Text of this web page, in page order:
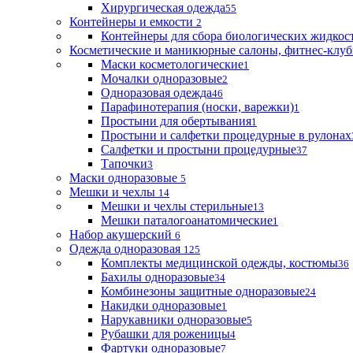
Хирургическая одежда55
Контейнеры и емкости 2
Контейнеры для сбора биологических
Косметические и маникюрные салоны, фитнес-
Маски косметологические1
Мочалки одноразовые2
Одноразовая одежда46
Парафинотерапия (носки, варежки)1
Простыни для обертывания1
Простыни и салфетки процедурные в рулонах
Салфетки и простыни процедурные37
Тапочки3
Маски одноразовые 5
Мешки и чехлы 14
Мешки и чехлы стерильные13
Мешки паталогоанатомические1
Набор акушерский 6
Одежда одноразовая 125
Комплекты медицинской одежды, костюмы36
Бахилы одноразовые34
Комбинезоны защитные одноразовые24
Накидки одноразовые1
Нарукавники одноразовые5
Рубашки для роженицы4
Фартуки одноразовые7